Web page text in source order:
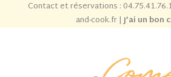
Contact et réservations :
and-cook.fr|J’ai un bon